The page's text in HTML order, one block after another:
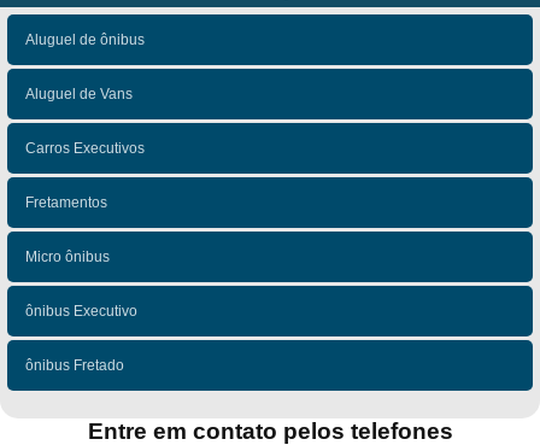
Aluguel de ônibus
Aluguel de Vans
Carros Executivos
Fretamentos
Micro ônibus
ônibus Executivo
ônibus Fretado
Entre em contato pelos telefones